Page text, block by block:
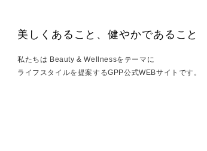
美しくあること、健やかであること
私たちは Beauty & Wellnessをテーマに
ライフスタイルを提案するGPP公式WEBサイトです。